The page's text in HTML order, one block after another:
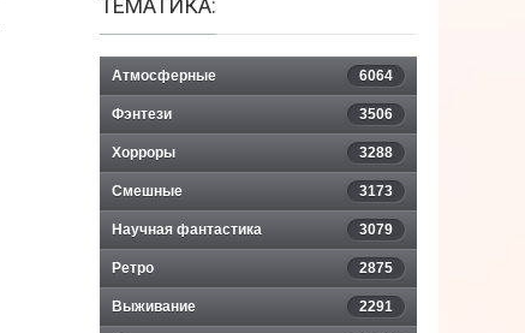
ТЕМАТИКА:
Атмосферные 6064
Фэнтези 3506
Хорроры 3288
Смешные 3173
Научная фантастика 3079
Ретро 2875
Выживание 2291